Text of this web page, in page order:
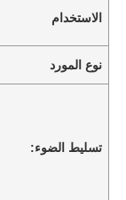
الاستخدام
نوع المورد
تسليط الضوء: